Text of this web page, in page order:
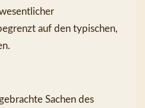
auf den typischen,
Sachen des